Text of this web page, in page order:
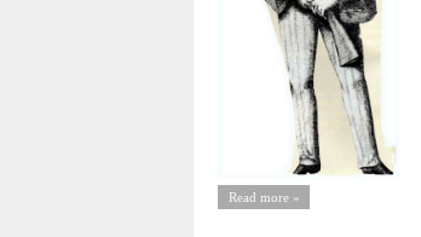
Read more »